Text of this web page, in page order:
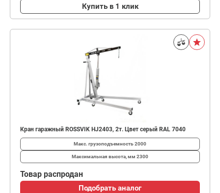
Купить в 1 клик
Кран гаражный ROSSVIK HJ2403, 2т. Цвет серый RAL 7040
Макс. грузоподъемность2000
Максимальная высота, мм 2300
Товар распродан
Подобрать аналог